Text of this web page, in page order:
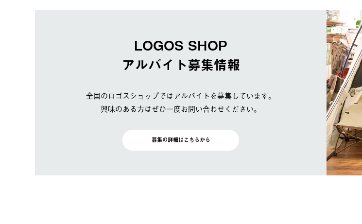
LOGOS SHOP
アルバイト募集情報
全国のロゴスショップではアルバイトを募集しています。
興味のある方はぜひ一度お問い合わせください。
募集の詳細はこちらから